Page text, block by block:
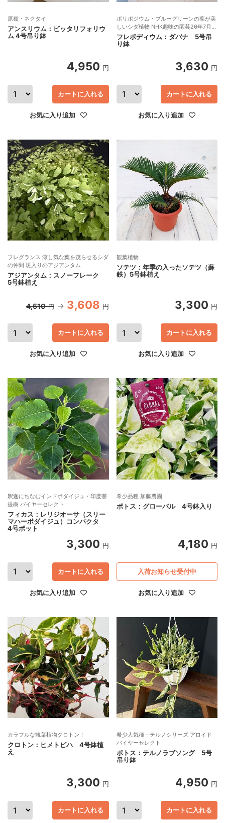
原種・ネクタイ
アンスリウム：ビッタリフォリウ
ム 4号吊り鉢
4,950 円
カートに入れる
お気に入り追加
ポリポジウム・ブルーグリーンの葉が美
しいシダ植物 NHK趣味の園芸26年7月号
掲載
フレポディウム：ダバナ 5号吊
り鉢
3,630 円
カートに入れる
お気に入り追加
フレグランス 涼し気な葉を茂らせるシダ
の仲間 斑入りのアジアンタム
アジアンタム：スノーフレーク
5号鉢植え
4,510 円 3,608 円
カートに入れる
お気に入り追加
観葉植物
ソテツ：年季の入ったソテツ（蘇
鉄）5号鉢植え
3,300 円
カートに入れる
お気に入り追加
釈迦にちなむインドボダイジュ・印度菩
提樹 バイヤーセレクト
フィカス：レリジオーサ（スリー
マハーボダイジュ）コンパクタ
4号ポット
3,300 円
カートに入れる
お気に入り追加
希少品種 加藤農園
ポトス：グローバル 4号鉢入り
4,180 円
お気に入り追加
入荷お知らせ受付中
カラフルな観葉植物クロトン！
クロトン：ヒメトビハ 4号鉢植
え
3,300 円
カートに入れる
希少人気種・テルノシリーズ アロイド
バイヤーセレクト
ポトス：テルノラブソング 5号
吊り鉢
4,950 円
カートに入れる